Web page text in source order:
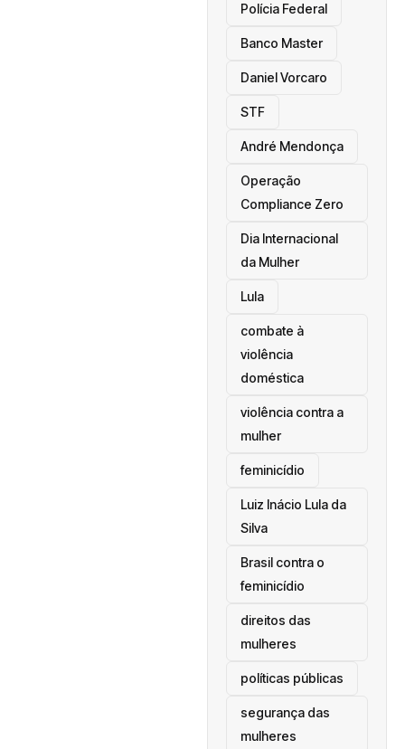
Polícia Federal
Banco Master
Daniel Vorcaro
STF
André Mendonça
Operação
Compliance Zero
Dia Internacional
da Mulher
Lula
combate à
violência
doméstica
violência contra a
mulher
feminicídio
Luiz Inácio Lula da
Silva
Brasil contra o
feminicídio
direitos das
mulheres
políticas públicas
segurança das
mulheres